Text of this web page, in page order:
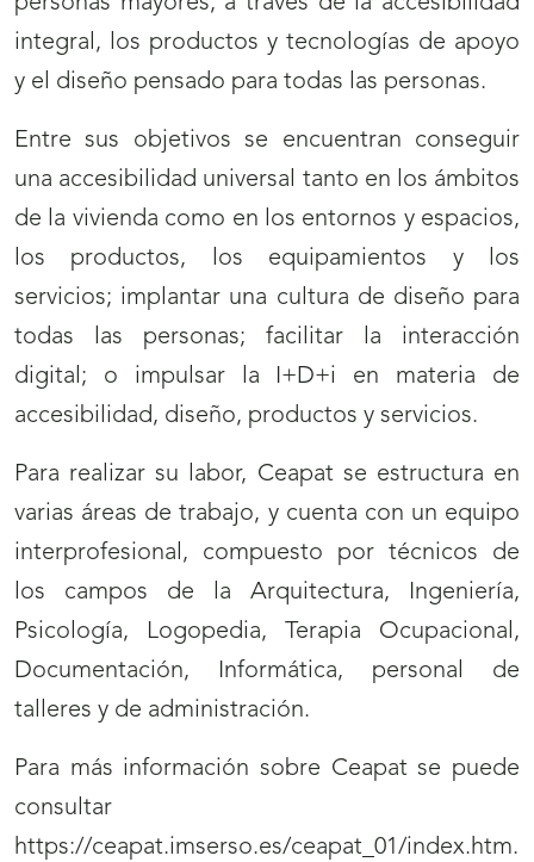
integral, los productos y tecnologías de apoyo
y el diseño pensado para todas las personas.
Entre sus objetivos se encuentran conseguir
una accesibilidad universal tanto en los ámbitos
de la vivienda como en los entornos y espacios,
los productos, los equipamientos y los
servicios; implantar una cultura de diseño para
todas las personas; facilitar la interacción
digital; o impulsar la I+D+i en materia de
accesibilidad, diseño, productos y servicios.
Para realizar su labor, Ceapat se estructura en
varias áreas de trabajo, y cuenta con un equipo
interprofesional, compuesto por técnicos de
los campos de la Arquitectura, Ingeniería,
Psicología, Logopedia, Terapia Ocupacional,
Documentación, Informática, personal de
talleres y de administración.
Para más información sobre Ceapat se puede
consultar
https://ceapat.imserso.es/ceapat_01/index.htm.